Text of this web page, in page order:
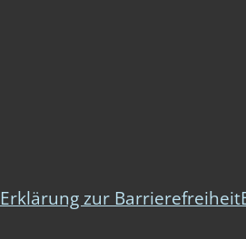
Erklärung zur Barrierefreiheit